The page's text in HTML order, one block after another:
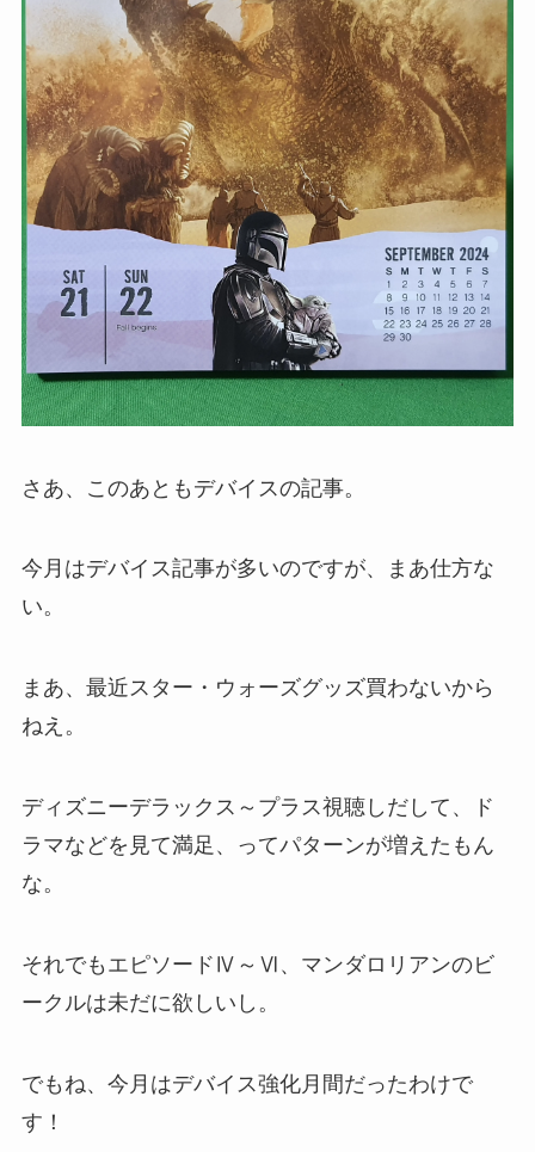
さあ、このあともデバイスの記事。
今月はデバイス記事が多いのですが、まあ仕方な
い。
まあ、最近スター・ウォーズグッズ買わないから
ねえ。
ディズニーデラックス～プラス視聴しだして、ド
ラマなどを見て満足、ってパターンが増えたもん
な。
それでもエピソードⅣ～Ⅵ、マンダロリアンのビ
ークルは未だに欲しいし。
でもね、今月はデバイス強化月間だったわけで
す！